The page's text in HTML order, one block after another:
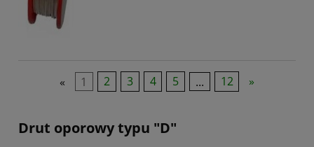
« 1 2 3 4 5 ... 12 »
Drut oporowy typu "D"